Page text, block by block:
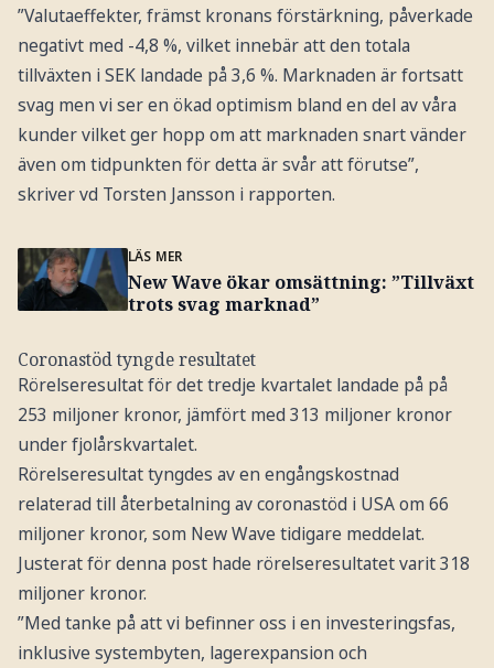
”Valutaeffekter, främst kronans förstärkning, påverkade
negativt med -4,8 %, vilket innebär att den totala
tillväxten i SEK landade på 3,6 %. Marknaden är fortsatt
svag men vi ser en ökad optimism bland en del av våra
kunder vilket ger hopp om att marknaden snart vänder
även om tidpunkten för detta är svår att förutse”,
skriver vd Torsten Jansson i rapporten.
LÄS MER
New Wave ökar omsättning: ”Tillväxt
trots svag marknad”
Coronastöd tyngde resultatet
Rörelseresultat för det tredje kvartalet landade på på
253 miljoner kronor, jämfört med 313 miljoner kronor
under fjolårskvartalet.
Rörelseresultat tyngdes av en engångskostnad
relaterad till återbetalning av coronastöd i USA om 66
miljoner kronor, som New Wave tidigare meddelat.
Justerat för denna post hade rörelseresultatet varit 318
miljoner kronor.
”Med tanke på att vi befinner oss i en investeringsfas,
inklusive systembyten, lagerexpansion och